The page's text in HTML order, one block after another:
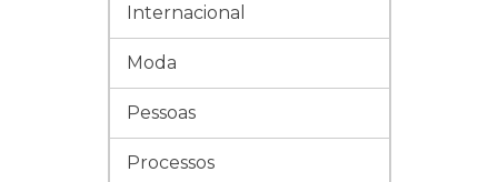
Internacional
Moda
Pessoas
Processos